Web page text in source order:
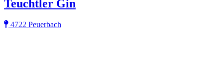
Teuchtler Gin
4722 Peuerbach